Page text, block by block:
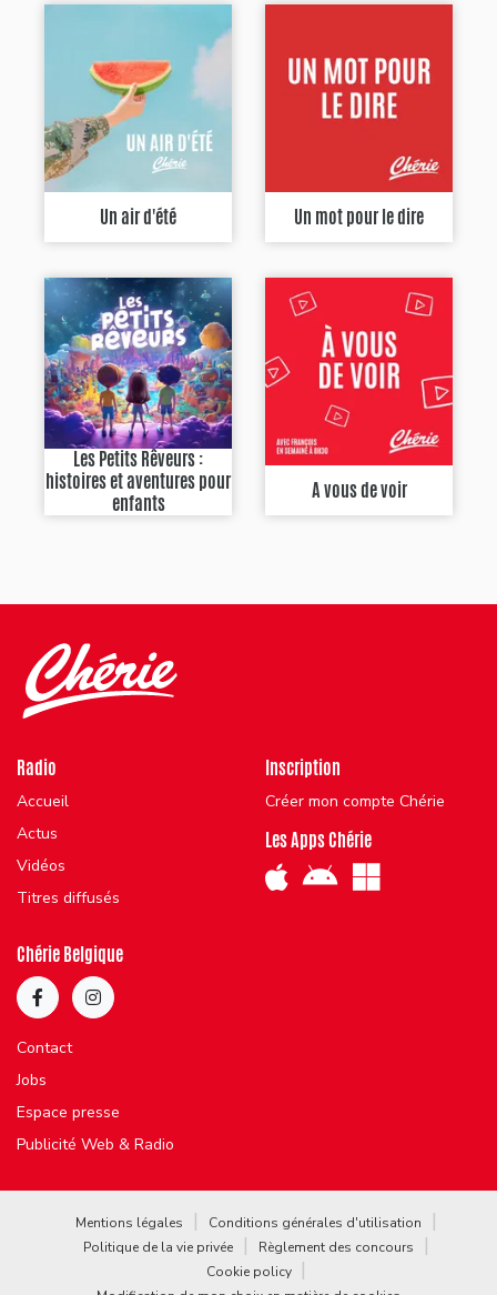
Un air d'été Un mot pour le dire
Les Petits Rêveurs :
histoires et aventures pour
enfants
A vous de voir
Radio
Accueil
Actus
Vidéos
Titres diffusés
Inscription
Créer mon compte Chérie
Les Apps Chérie
Chérie Belgique
Contact
Jobs
Espace presse
Publicité Web & Radio
Mentions légales
Conditions générales d'utilisation
Politique de la vie privée
Règlement des concours
Cookie policy